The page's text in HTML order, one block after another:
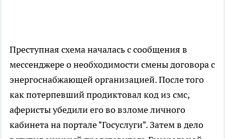
Преступная схема началась с сообщения в
мессенджере о необходимости смены договора с
энергоснабжающей организацией. После того
как потерпевший продиктовал код из смс,
аферисты убедили его во взломе личного
кабинета на портале "Госуслуги". Затем в дело